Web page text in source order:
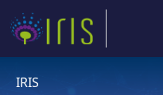
IRIS